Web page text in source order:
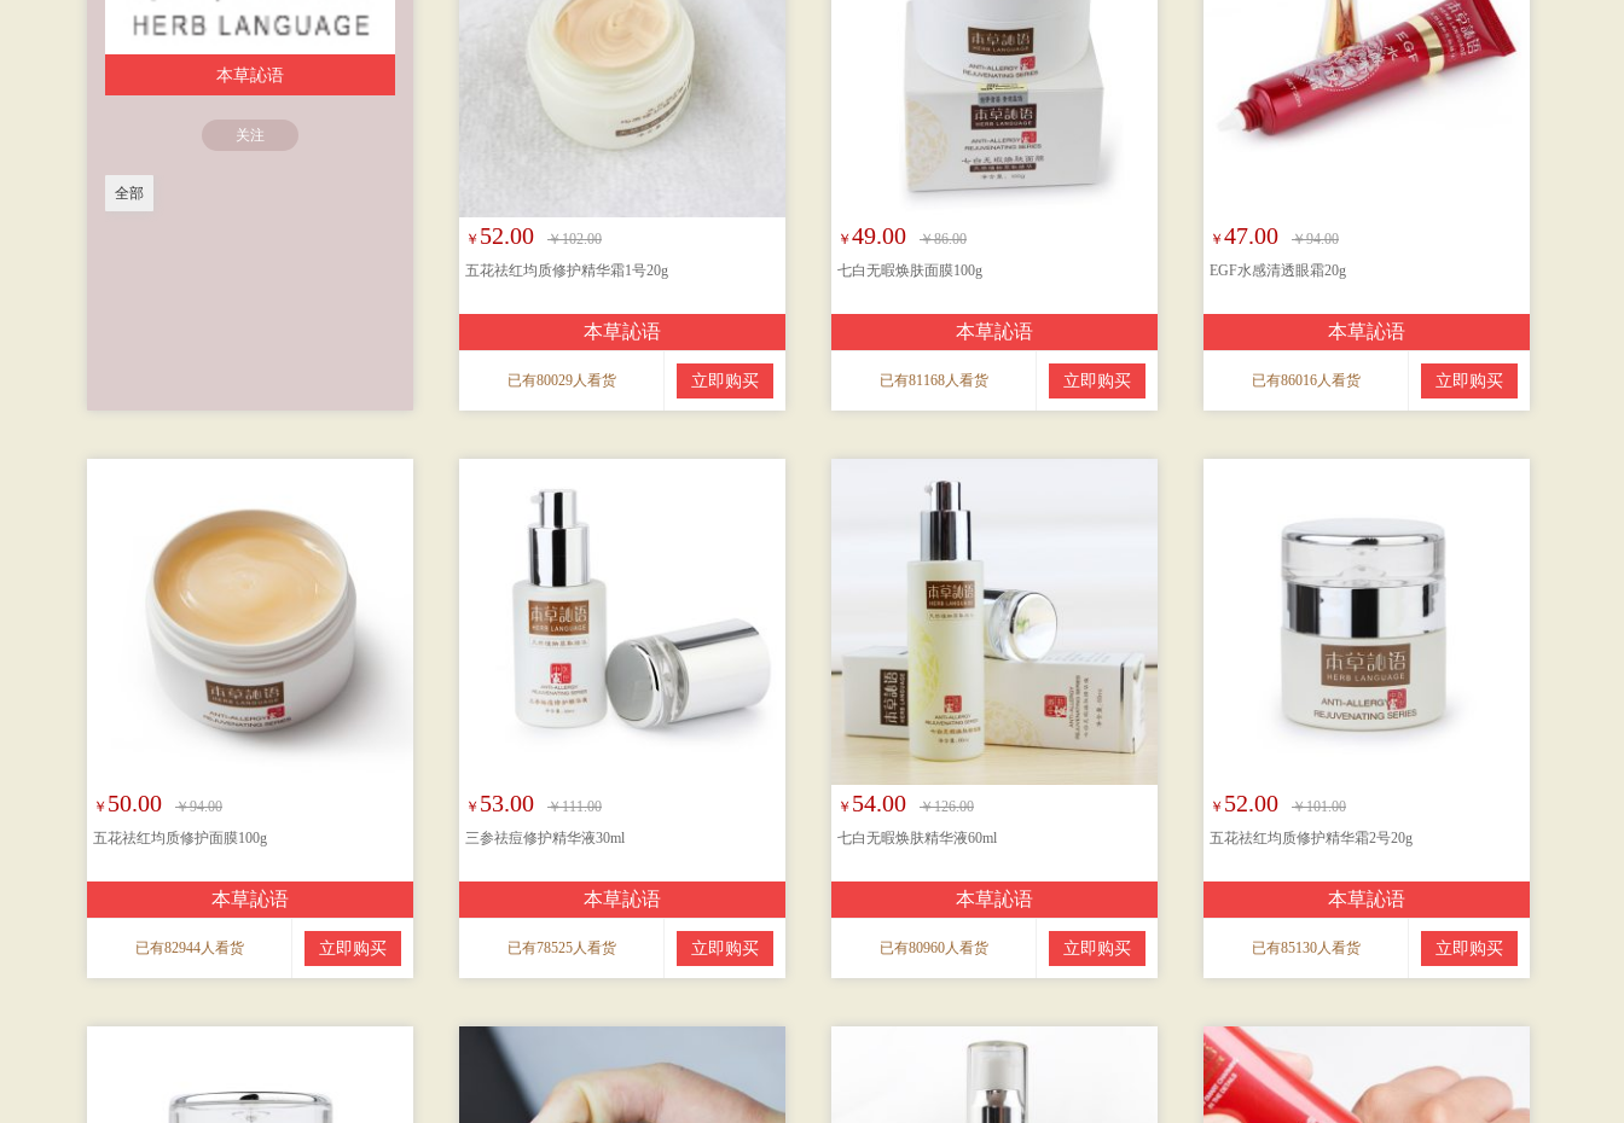
本草訫语
关注
全部
￥ 52.00
￥102.00
五花祛红均质修护精华霜1号20g
本草訫语
已有80029人看货 立即购买
￥ 49.00
￥86.00
七白无暇焕肤面膜100g
本草訫语
已有81168人看货 立即购买
￥ 47.00
￥94.00
EGF水感清透眼霜20g
本草訫语
已有86016人看货 立即购买
￥ 50.00
￥94.00
五花祛红均质修护面膜100g
本草訫语
已有82944人看货 立即购买
￥ 53.00
￥111.00
三参祛痘修护精华液30ml
本草訫语
已有78525人看货 立即购买
￥ 54.00
￥126.00
七白无暇焕肤精华液60ml
本草訫语
已有80960人看货 立即购买
￥ 52.00
￥101.00
五花祛红均质修护精华霜2号20g
本草訫语
已有85130人看货 立即购买